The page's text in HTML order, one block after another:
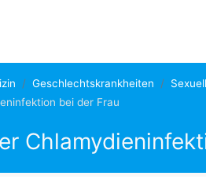
Geschlechtskrankheiten
bei der Frau